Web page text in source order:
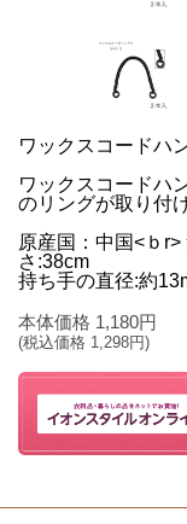
ワックスコードハ
ワックスコードハ
のリングが取り付
原産国：中国<ｂ
さ:38cm
持ち手の直径:約
本体価格 1,180円
(税込価格 1,298円)